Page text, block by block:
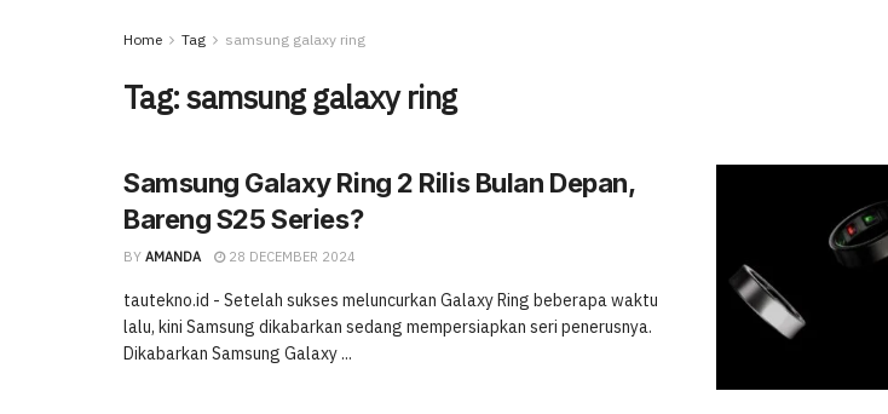
Home Tag samsung galaxy ring
Tag:samsung galaxy ring
Samsung Galaxy Ring 2 Rilis Bulan Depan,
Bareng S25 Series?
BY AMANDA 28 DECEMBER 2024
tautekno.id - Setelah sukses meluncurkan Galaxy Ring beberapa waktu
lalu, kini Samsung dikabarkan sedang mempersiapkan seri penerusnya.
Dikabarkan Samsung Galaxy ...